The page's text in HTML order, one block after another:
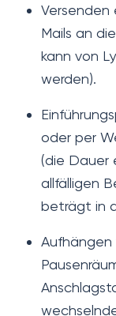
Versenden
Mails an
kann von
werden).
oder per
(die Dauer
allfälligen
beträgt in
Aufhängen